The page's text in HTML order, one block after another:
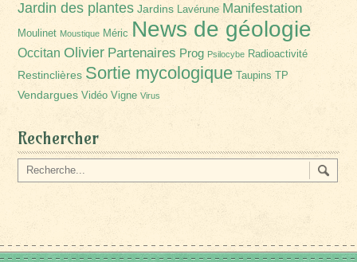
Jardin des plantes Jardins Lavérune Manifestation
Moulinet Moustique Méric News de géologie
Occitan Olivier Partenaires Prog Psilocybe Radioactivité
Restinclières Sortie mycologique Taupins TP
Vendargues Vidéo Vigne Virus
Rechercher